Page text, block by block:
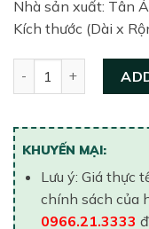
Nhà sản xuất: Tân
Kích thước (Dài x
KHUYẾN MẠI:
Lưu ý: Giá thực
chính sách của
0966.21.3333